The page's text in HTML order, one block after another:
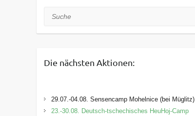
Suche
Die nächsten Aktionen:
29.07.-04.08. Sensencamp Mohelnice (bei Müglitz)
23.-30.08. Deutsch-tschechisches HeuHoj-Camp